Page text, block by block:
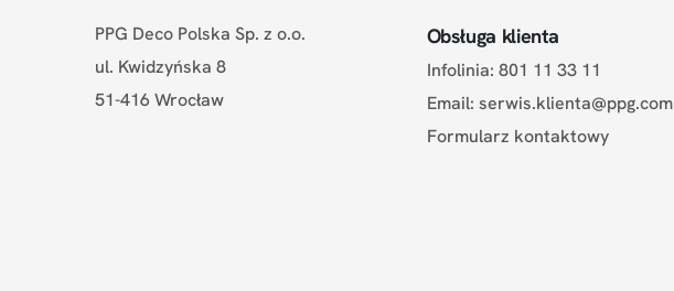
PPG Deco Polska Sp. z o.o.
ul. Kwidzyńska 8
51-416 Wrocław
Obsługa klienta
Infolinia: 801 11 33 11
Email: serwis.klienta@ppg.com
Formularz kontaktowy